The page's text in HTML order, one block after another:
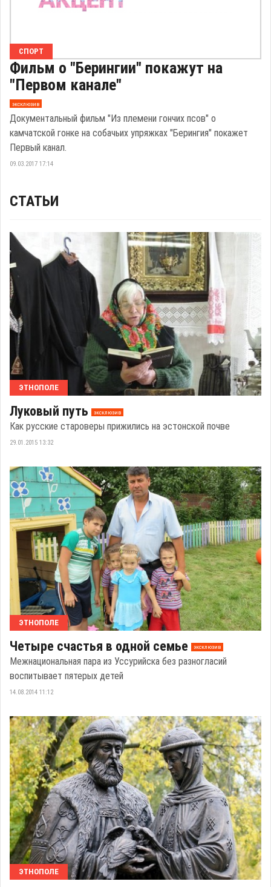
СПОРТ
Фильм о "Берингии" покажут на
"Первом канале"
эксклюзив
Документальный фильм "Из племени гончих псов" о
камчатской гонке на собачьих упряжках "Берингия" покажет
Первый канал.
09.03.2017 17:14
СТАТЬИ
ЭТНОПОЛЕ
Луковый путь эксклюзив
Как русские староверы прижились на эстонской почве
29.01.2015 13:32
ЭТНОПОЛЕ
Четыре счастья в одной семье эксклюзив
Межнациональная пара из Уссурийска без разногласий
воспитывает пятерых детей
14.08.2014 11:12
ЭТНОПОЛЕ